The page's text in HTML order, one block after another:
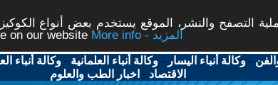
التصفح والنشر، الموقع يستخدم بعض أنواع
on our website
More info - المزيد
-وكالة أنباء اليسار -وكالة أنباء العلمانية -وكالة أنباء
الاقتصاد - اخبار الطب والعلوم